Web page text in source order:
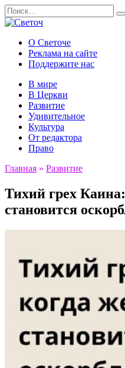
Перейти
к
Search
for:
О Светоче
Реклама на сайте
Поддержите нас
В мире
В Церкви
Развитие
Удивительное
Культура
От редактора
Право
Главная » Развитие
Тихий грех
становится